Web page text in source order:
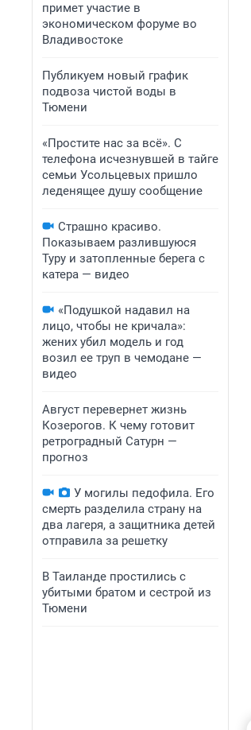
примет участие в
экономическом форуме во
Владивостоке
Публикуем новый график
подвоза чистой воды в
Тюмени
«Простите нас за всё». С
телефона исчезнувшей в тайге
семьи Усольцевых пришло
леденящее душу сообщение
Страшно красиво.
Показываем разлившуюся
Туру и затопленные берега с
катера — видео
«Подушкой надавил на
лицо, чтобы не кричала»:
жених убил модель и год
возил ее труп в чемодане —
видео
Август перевернет жизнь
Козерогов. К чему готовит
ретроградный Сатурн —
прогноз
У могилы педофила. Его
смерть разделила страну на
два лагеря, а защитника детей
отправила за решетку
В Таиланде простились с
убитыми братом и сестрой из
Тюмени